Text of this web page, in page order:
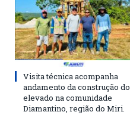
Visita técnica acompanha
andamento da construção do
elevado na comunidade
Diamantino, região do Miri.